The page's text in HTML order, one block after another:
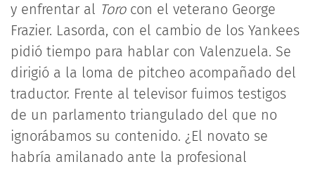
y enfrentar al Torocon el veterano George
Frazier. Lasorda, con el cambio de los Yankees
pidió tiempo para hablar con Valenzuela. Se
dirigió a la loma de pitcheo acompañado del
traductor. Frente al televisor fuimos testigos
de un parlamento triangulado del que no
ignorábamos su contenido. ¿El novato se
habría amilanado ante la profesional